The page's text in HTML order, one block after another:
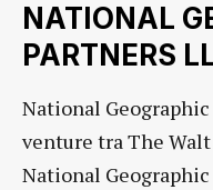
NATIONAL
PARTNERS
National
venture tra The
National